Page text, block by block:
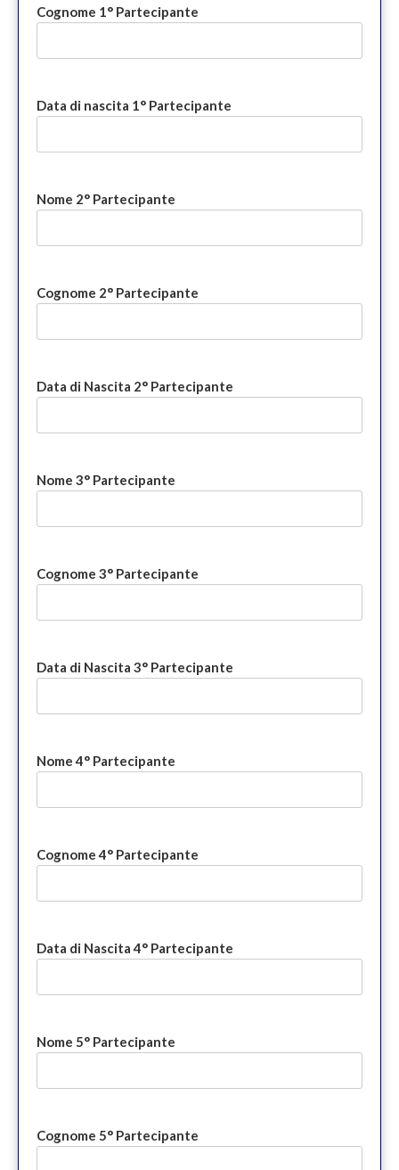
Cognome 1° Partecipante
Data di nascita 1° Partecipante
Nome 2° Partecipante
Cognome 2° Partecipante
Data di Nascita 2° Partecipante
Nome 3° Partecipante
Cognome 3° Partecipante
Data di Nascita 3° Partecipante
Nome 4° Partecipante
Cognome 4° Partecipante
Data di Nascita 4° Partecipante
Nome 5° Partecipante
Cognome 5° Partecipante